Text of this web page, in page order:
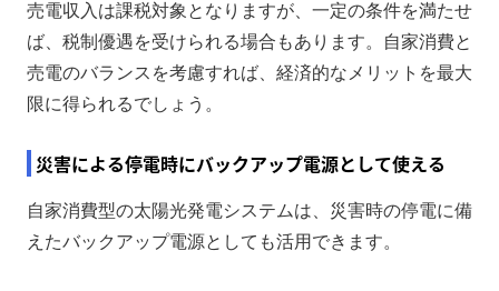
売電収入は課税対象となりますが、一定の条件を満たせ
ば、税制優遇を受けられる場合もあります。自家消費と
売電のバランスを考慮すれば、経済的なメリットを最大
限に得られるでしょう。
災害による停電時にバックアップ電源として使える
自家消費型の太陽光発電システムは、災害時の停電に備
えたバックアップ電源としても活用できます。